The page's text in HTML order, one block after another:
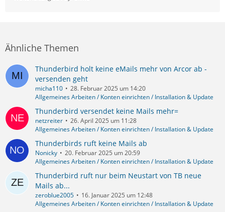
Ähnliche Themen
Thunderbird holt keine eMails mehr von Arcor ab -
versenden geht
micha110
28. Februar 2025 um 14:20
Allgemeines Arbeiten / Konten einrichten / Installation & Update
Thunderbird versendet keine Mails mehr=
netzreiter
26. April 2025 um 11:28
Allgemeines Arbeiten / Konten einrichten / Installation & Update
Thunderbirds ruft keine Mails ab
Nonicky
20. Februar 2025 um 20:59
Allgemeines Arbeiten / Konten einrichten / Installation & Update
Thunderbird ruft nur beim Neustart von TB neue
Mails ab...
zeroblue2005
16. Januar 2025 um 12:48
Allgemeines Arbeiten / Konten einrichten / Installation & Update